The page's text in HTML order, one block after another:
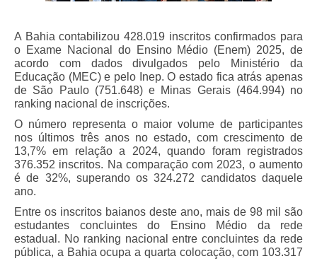
A Bahia contabilizou 428.019 inscritos confirmados para
o Exame Nacional do Ensino Médio (Enem) 2025, de
acordo com dados divulgados pelo Ministério da
Educação (MEC) e pelo Inep. O estado fica atrás apenas
de São Paulo (751.648) e Minas Gerais (464.994) no
ranking nacional de inscrições.
O número representa o maior volume de participantes
nos últimos três anos no estado, com crescimento de
13,7% em relação a 2024, quando foram registrados
376.352 inscritos. Na comparação com 2023, o aumento
é de 32%, superando os 324.272 candidatos daquele
ano.
Entre os inscritos baianos deste ano, mais de 98 mil são
estudantes concluintes do Ensino Médio da rede
estadual. No ranking nacional entre concluintes da rede
pública, a Bahia ocupa a quarta colocação, com 103.317